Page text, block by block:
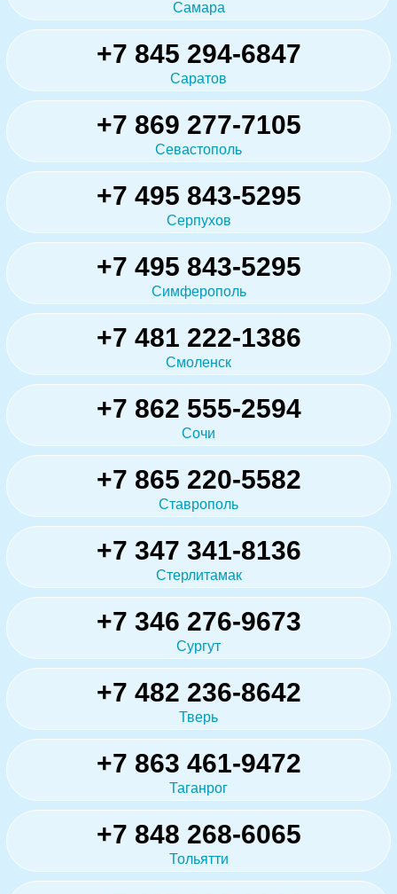
Самара
+7 845 294-6847
Саратов
+7 869 277-7105
Севастополь
+7 495 843-5295
Серпухов
+7 495 843-5295
Симферополь
+7 481 222-1386
Смоленск
+7 862 555-2594
Сочи
+7 865 220-5582
Ставрополь
+7 347 341-8136
Стерлитамак
+7 346 276-9673
Сургут
+7 482 236-8642
Тверь
+7 863 461-9472
Таганрог
+7 848 268-6065
Тольятти